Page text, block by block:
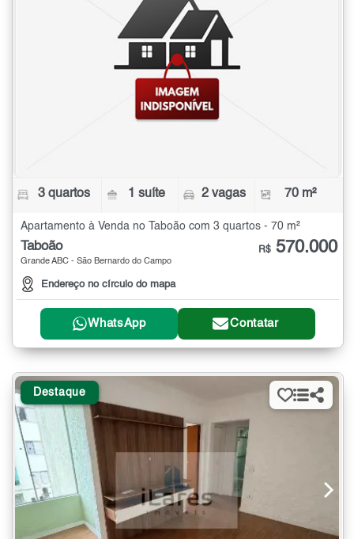
3 quartos 1 suíte 2 vagas 70 m²
Apartamento à Venda no Taboão com 3 quartos - 70 m²
Taboão
Grande ABC - São Bernardo do Campo
Endereço no círculo do mapa
R$ 570.000
WhatsApp Contatar
Destaque